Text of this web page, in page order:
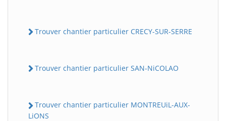
Trouver chantier particulier CRECY-SUR-SERRE
Trouver chantier particulier SAN-NiCOLAO
Trouver chantier particulier MONTREUiL-AUX-
LiONS